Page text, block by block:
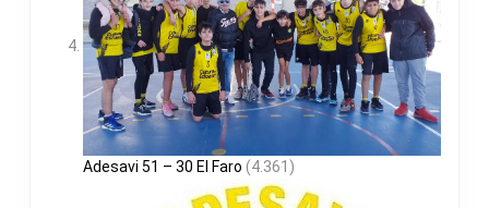
Adesavi 51 – 30 El Faro (4.361)